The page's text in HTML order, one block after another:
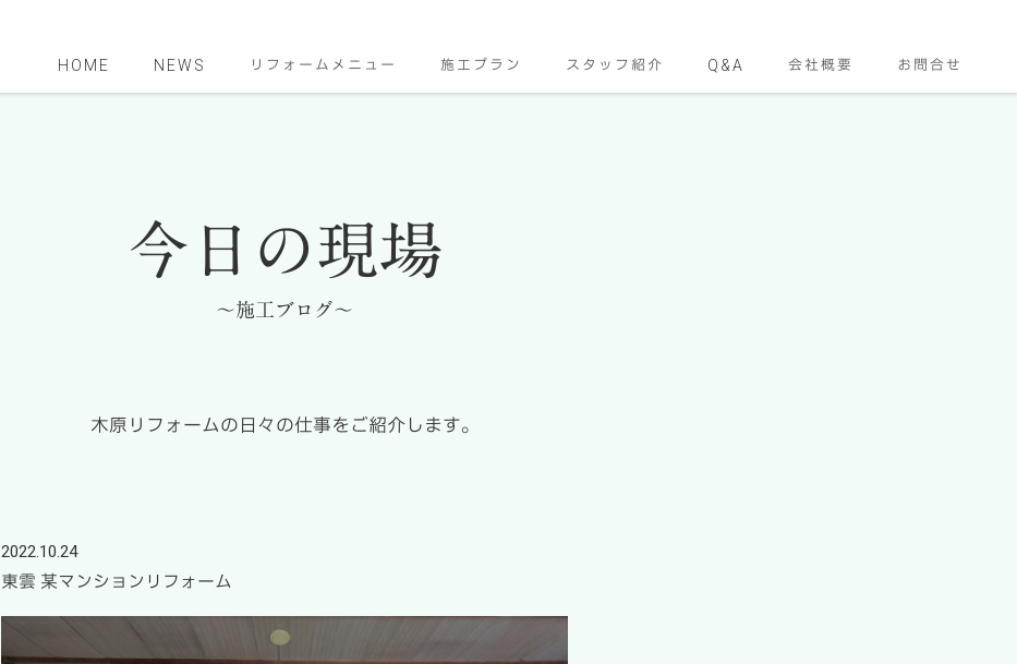
HOME NEWS リフォームメニュー 施工プラン スタッフ紹介 Q&A 会社概要 お問合せ
今日の現場
～施工ブログ～
木原リフォームの日々の仕事をご紹介します。
2022.10.24
東雲 某マンションリフォーム